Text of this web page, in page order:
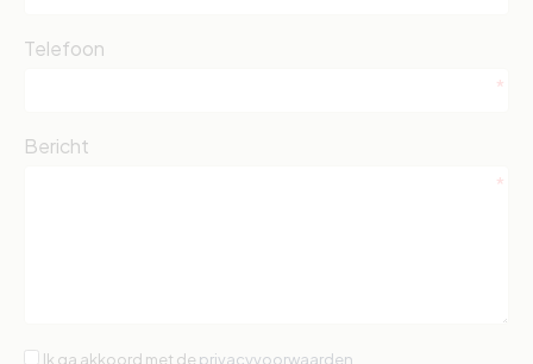
Telefoon
Bericht
Ik ga akkoord met de privacyvoorwaarden